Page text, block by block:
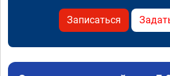
Записаться